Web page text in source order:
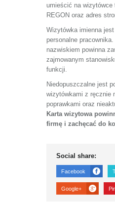
umieścić na wizytówce
REGON oraz adres
Wizytówka imienna
personalne
nazwiskiem powinna
zajmowanym
funkcji.
Niedopuszczalne jest
wizytówkami z ręcznie
poprawkami oraz
Karta wizytowa
firmę i zachęcać do
Social share:
Facebook
Google+